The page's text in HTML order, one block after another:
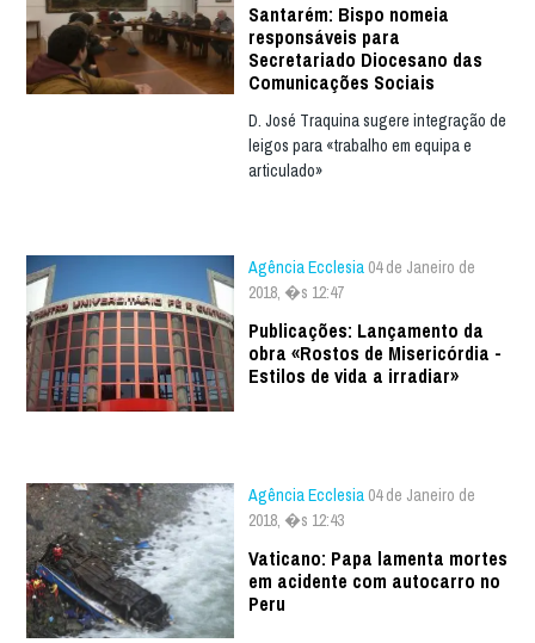
Santarém: Bispo nomeia
responsáveis para
Secretariado Diocesano das
Comunicações Sociais
D. José Traquina sugere integração de
leigos para «trabalho em equipa e
articulado»
Agência Ecclesia 04 de Janeiro de
2018, �s 12:47
Publicações: Lançamento da
obra «Rostos de Misericórdia -
Estilos de vida a irradiar»
Agência Ecclesia 04 de Janeiro de
2018, �s 12:43
Vaticano: Papa lamenta mortes
em acidente com autocarro no
Peru